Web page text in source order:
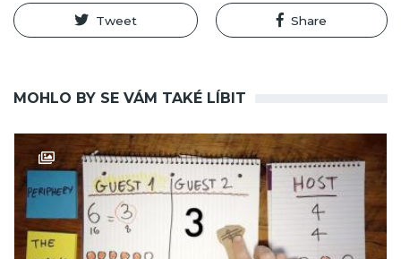
Tweet Share
MOHLO BY SE VÁM TAKÉ LÍBIT